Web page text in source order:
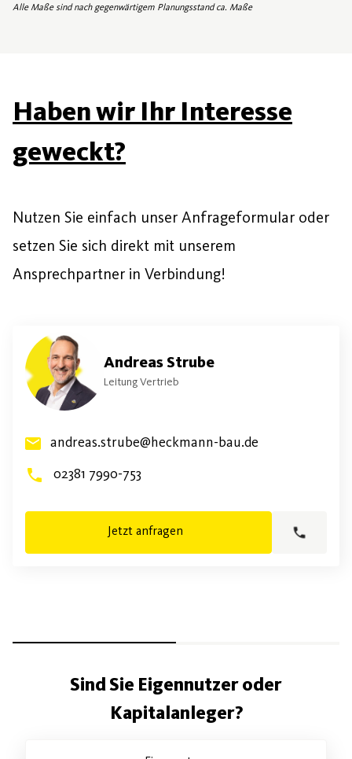
Alle Maße sind nach gegenwärtigem Planungsstand ca. Maße
Haben wir Ihr Interesse
geweckt?
Nutzen Sie einfach unser Anfrageformular oder
setzen Sie sich direkt mit unserem
Ansprechpartner in Verbindung!
Andreas Strube
Leitung Vertrieb
andreas.strube@heckmann-bau.de
02381 7990-753
Jetzt anfragen
Sind Sie Eigennutzer oder
Kapitalanleger?